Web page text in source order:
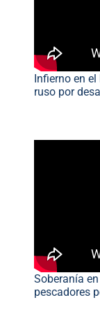
Infierno en
ruso por
Soberanía
pescadores